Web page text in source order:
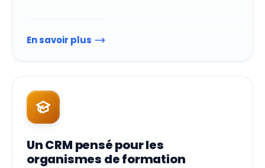
En savoir plus
Un CRM pensé pour les
organismes de formation